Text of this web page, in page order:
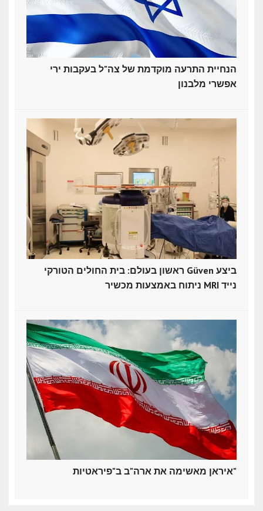
הנחיית התרעה מוקדמת של צה"ל בעקבות ירי
אפשרי מלבנון
ראשון בעולם: בית החולים הטורקי Güven ביצע
ניתוח באמצעות מכשיר MRI נייד
איראן מאשימה את ארה"ב ב"פיראטיות"